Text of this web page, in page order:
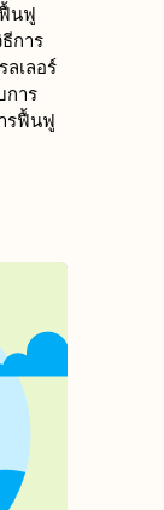
นฟู
การ
ลเลอร์
การ
รฟื้นฟู